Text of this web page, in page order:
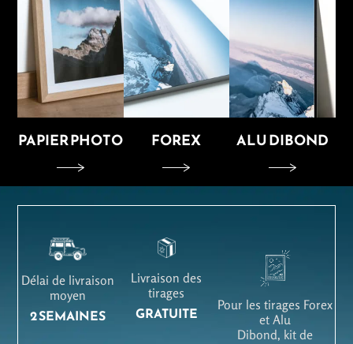
PAPIER PHOTO FOREX ALU DIBOND
Délai de livraison
moyen
2 SEMAINES
Livraison des
tirages
GRATUITE
Pour les tirages Forex
et Alu
Dibond, kit de